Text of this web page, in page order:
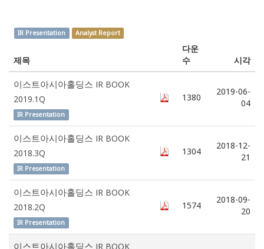
IR Presentation Analyst Report
제목
다운
수
시각
이스트아시아홀딩스 IR BOOK
2019.1Q
IR Presentation
1380
2019-06-
04
이스트아시아홀딩스 IR BOOK
2018.3Q
IR Presentation
1304
2018-12-
21
이스트아시아홀딩스 IR BOOK
2018.2Q
IR Presentation
1574
2018-09-
20